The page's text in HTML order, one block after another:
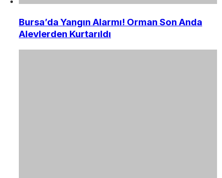
Bursa’da Yangın Alarmı! Orman Son Anda
Alevlerden Kurtarıldı